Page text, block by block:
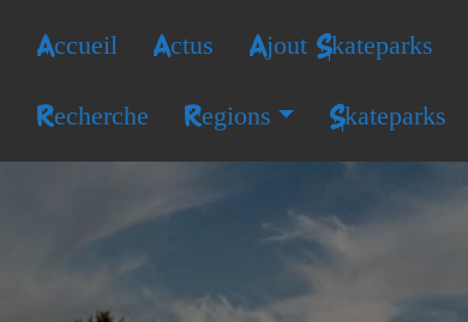
Accueil Actus Ajout Skateparks
Recherche Regions Skateparks